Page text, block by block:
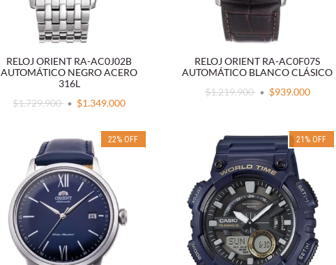
RELOJ ORIENT RA-AC0J02B
AUTOMÁTICO NEGRO ACERO
316L
$1.729.900
$1.349.000
RELOJ ORIENT RA-AC0F07S
AUTOMÁTICO BLANCO CLÁSICO
$1.219.900
$939.000
22% OFF 21 % OFF